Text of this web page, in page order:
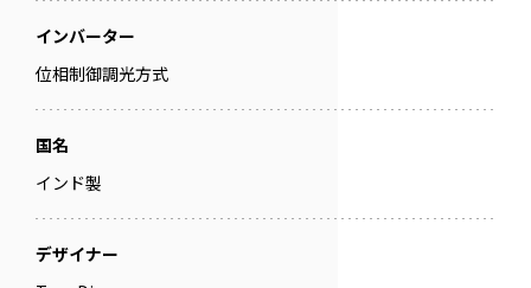
インバーター
位相制御調光方式
国名
インド製
デザイナー